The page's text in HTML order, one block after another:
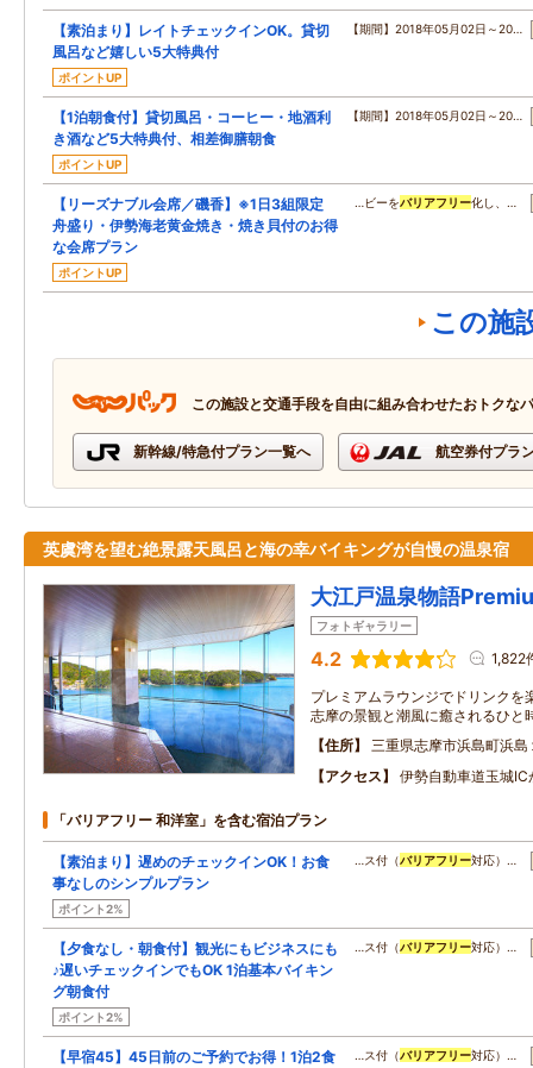
【素泊まり】レイトチェックインOK。貸切
風呂など嬉しい5大特典付
ポイントUP
【期間】2018年05月02日～20…
【1泊朝食付】貸切風呂・コーヒー・地酒利
き酒など5大特典付、相差御膳朝食
ポイントUP
【期間】2018年05月02日～20…
【リーズナブル会席／磯香】※1日3組限定
舟盛り・伊勢海老黄金焼き・焼き貝付のお得
な会席プラン
ポイントUP
…ビーをバリアフリー化し、…
この施
この施設と交通手段を自由に組み合わせたおトクな
新幹線/特急付プラン一覧へ 航空券付プラ
英虞湾を望む絶景露天風呂と海の幸バイキングが自慢の温泉宿
大江戸温泉物語
フォトギャラリー
4.2 1,822
プレミアムラウンジでドリンクを
志摩の景観と潮風に癒されるひと
住所
三重県志摩市浜島町浜島
アクセス
伊勢自動車道玉城
「バリアフリー 和洋室」を含む宿泊プラン
【素泊まり】遅めのチェックインOK！お食
事なしのシンプルプラン
ポイント2%
…ス付（バリアフリー対応）…
【夕食なし・朝食付】観光にもビジネスにも
♪遅いチェックインでもOK 1泊基本バイキン
グ朝食付
ポイント2%
…ス付（バリアフリー対応）…
【早宿45】45日前のご予約でお得！1泊2食
…ス付（バリアフリー対応）…